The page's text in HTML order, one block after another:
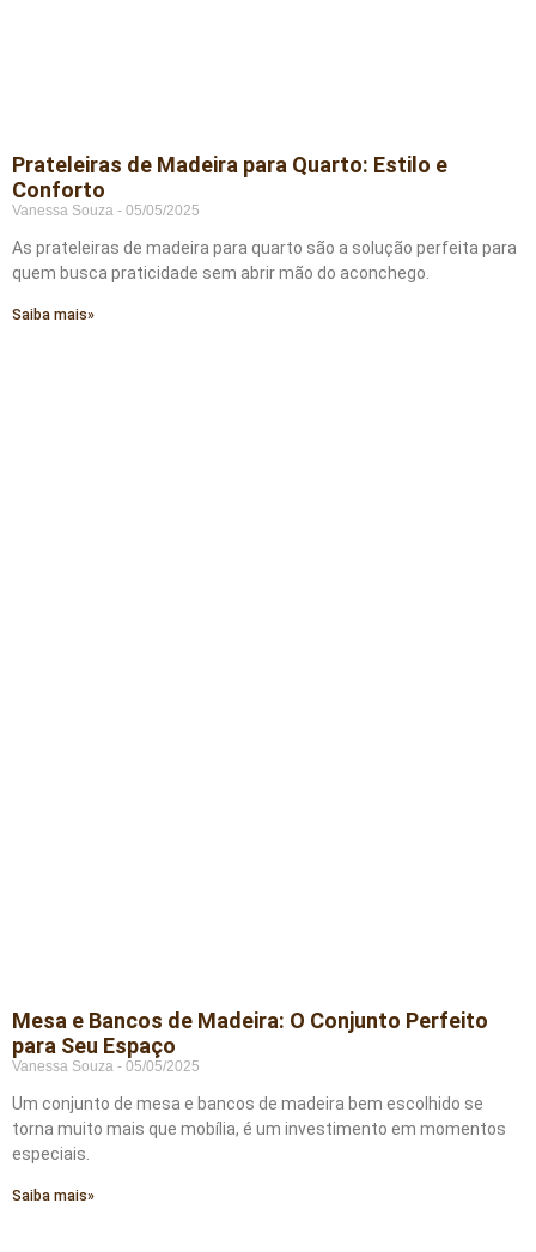
Prateleiras de Madeira para Quarto: Estilo e
Conforto
Vanessa Souza 05/05/2025
As prateleiras de madeira para quarto são a solução perfeita para
quem busca praticidade sem abrir mão do aconchego.
Saiba mais»
Mesa e Bancos de Madeira: O Conjunto Perfeito
para Seu Espaço
Vanessa Souza 05/05/2025
Um conjunto de mesa e bancos de madeira bem escolhido se
torna muito mais que mobília, é um investimento em momentos
especiais.
Saiba mais»